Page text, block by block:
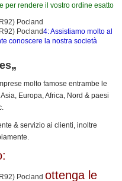
per rendere il vostro ordine esatto
4: Assistiamo molto al
conoscere la nostra società
molto famose entrambe le
Europa, Africa, Nord & paesi
& servizio ai clienti, inoltre
ottenga le